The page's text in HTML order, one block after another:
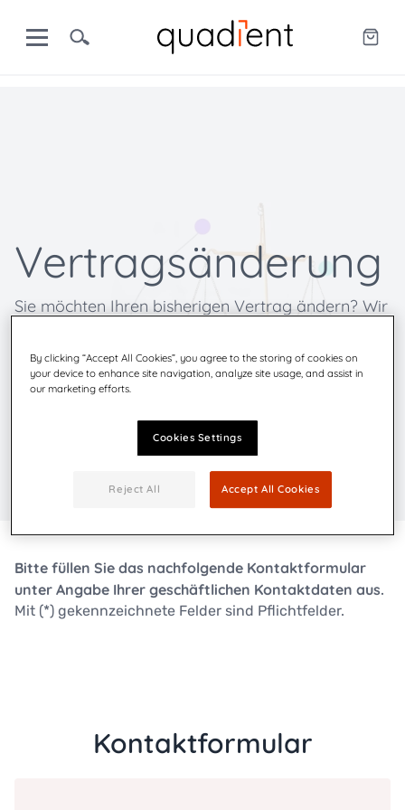
Vertragsänderung
Sie möchten Ihren bisherigen Vertrag ändern? Wir
Bitte füllen Sie das nachfolgende Kontaktformular
unter Angabe Ihrer geschäftlichen Kontaktdaten aus.
Mit (*) gekennzeichnete Felder sind Pflichtfelder.
Kontaktformular
By clicking “Accept All Cookies”, you agree to the storing of cookies on
your device to enhance site navigation, analyze site usage, and assist in
our marketing efforts.
Cookies Settings
Reject All Accept All Cookies